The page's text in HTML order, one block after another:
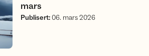
Publisert:06. mars 2026
mars